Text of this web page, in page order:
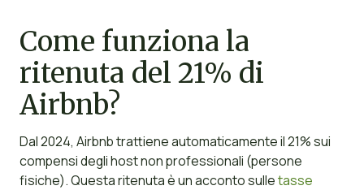
Come funziona la
ritenuta del 21% di
Airbnb?
Dal 2024, Airbnb trattiene automaticamente il 21% sui
compensi degli host non professionali (persone
fisiche). Questa ritenuta è un acconto sulletasse